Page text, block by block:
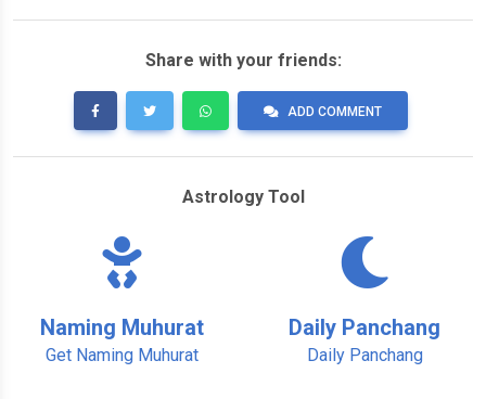
Share with your friends:
ADD COMMENT
Astrology Tool
Naming Muhurat
Get Naming Muhurat
Daily Panchang
Daily Panchang